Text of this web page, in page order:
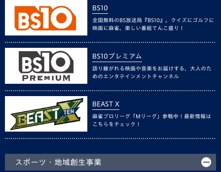
BS10
全国無料のBS放送局『BS10』。クイズにゴルフに
映画に麻雀、楽しい番組てんこ盛り！
BS10プレミアム
語り継がれる映画や音楽をお届けする、大人のた
めのエンタテインメントチャンネル
BEAST X
麻雀プロリーグ「Mリーグ」参戦中！最新情報は
こちらをチェック！
スポーツ・地域創生事業